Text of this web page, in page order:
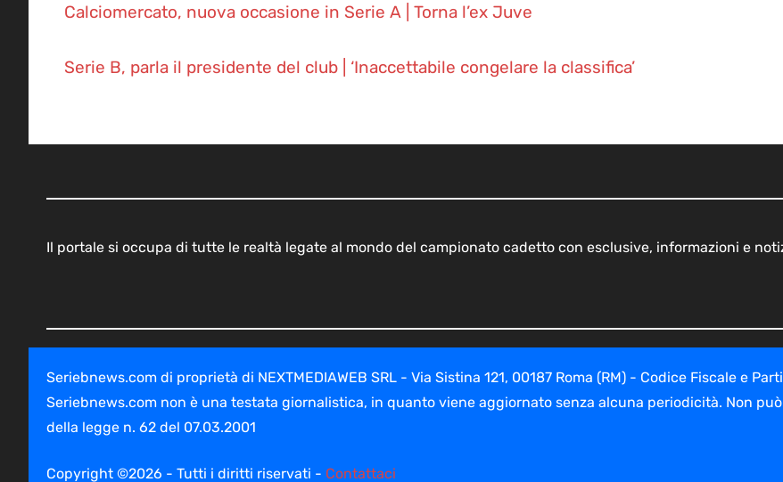
Calciomercato, nuova occasione in Serie A | Torna l’ex Juve
Serie B, parla il presidente del club | ‘Inaccettabile congelare la classifica’
Il portale si occupa di tutte le realtà legate al mondo del campionato cadetto con esclusive, informazioni e
Seriebnews.com di proprietà di NEXTMEDIAWEB SRL - Via Sistina 121, 00187 Roma (RM) - Codice Fiscale e
Seriebnews.com non è una testata giornalistica, in quanto viene aggiornato senza alcuna periodicità. Non
della legge n. 62 del 07.03.2001
Copyright ©2026 - Tutti i diritti riservati - Contattaci